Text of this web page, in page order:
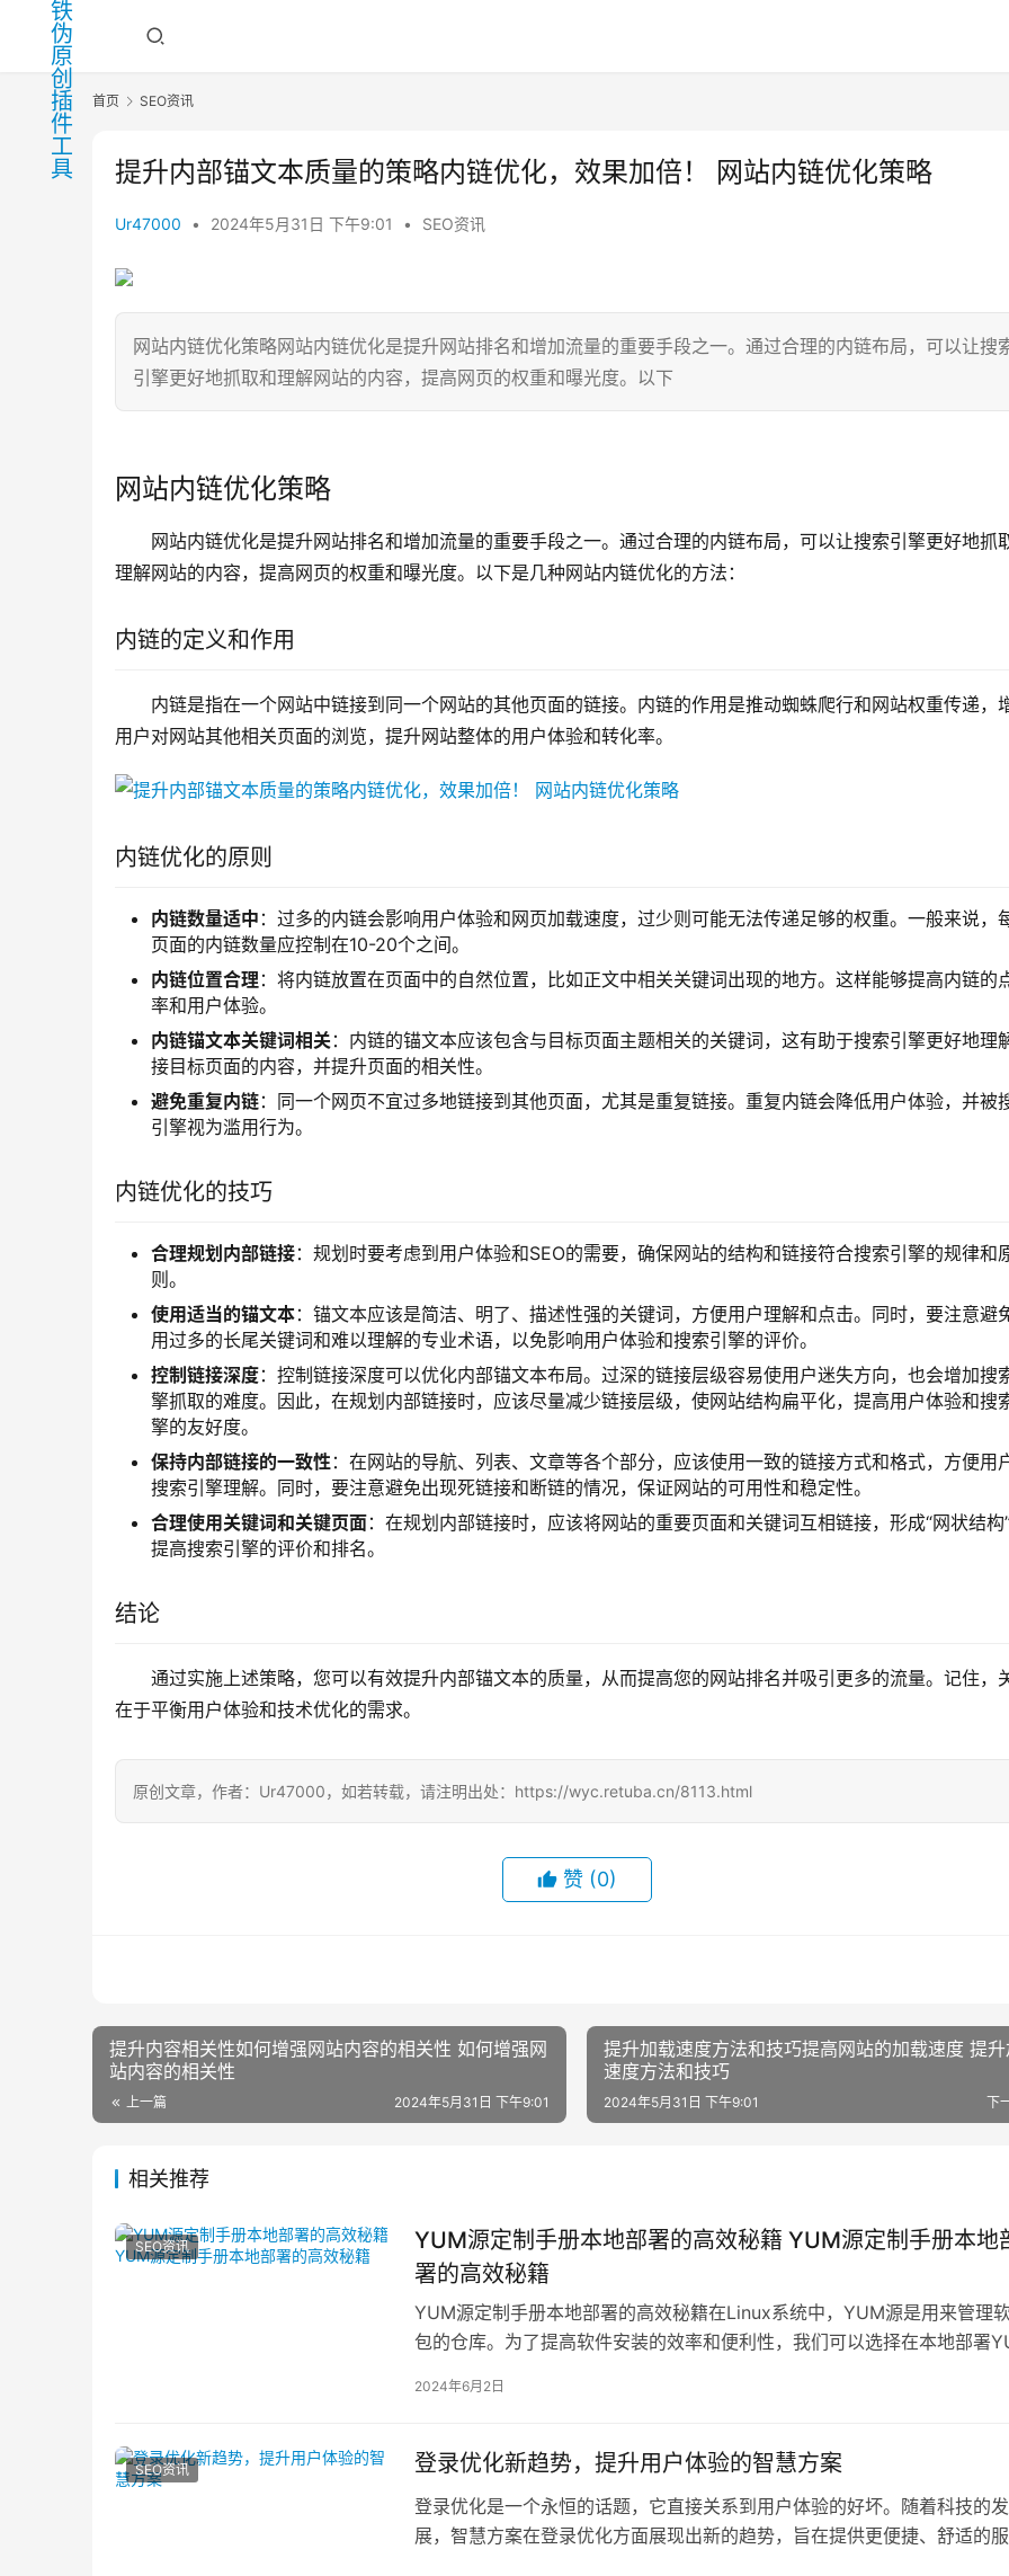
首页 SEO资讯
提升内部锚文本质量的策略内链优化，效果加倍！ 网站内链优化策略
Ur47000 • 2024年5月31日 下午9:01 • SEO资讯
网站内链优化策略网站内链优化是提升网站排名和增加流量的重要手段之一。通过合理的内链布局，可以让搜
引擎更好地抓取和理解网站的内容，提高网页的权重和曝光度。以下
网站内链优化策略
网站内链优化是提升网站排名和增加流量的重要手段之一。通过合理的内链布局，可以让搜索引擎更好地抓
理解网站的内容，提高网页的权重和曝光度。以下是几种网站内链优化的方法：
内链的定义和作用
内链是指在一个网站中链接到同一个网站的其他页面的链接。内链的作用是推动蜘蛛爬行和网站权重传递，
用户对网站其他相关页面的浏览，提升网站整体的用户体验和转化率。
内链优化的原则
内链数量适中 ：过多的内链会影响用户体验和网页加载速度，过少则可能无法传递足够的权重。一般来说，
页面的内链数量应控制在10-20个之间。
内链位置合理 ：将内链放置在页面中的自然位置，比如正文中相关关键词出现的地方。这样能够提高内链的
率和用户体验。
内链锚文本关键词相关：内链的锚文本应该包含与目标页面主题相关的关键词，这有助于搜索引擎更好地理
接目标页面的内容，并提升页面的相关性。
避免重复内链：同一个网页不宜过多地链接到其他页面，尤其是重复链接。重复内链会降低用户体验，并被
引擎视为滥用行为。
内链优化的技巧
合理规划内部链接：规划时要考虑到用户体验和SEO的需要，确保网站的结构和链接符合搜索引擎的规律和
则。
使用适当的锚文本：锚文本应该是简洁、明了、描述性强的关键词，方便用户理解和点击。同时，要注意避
用过多的长尾关键词和难以理解的专业术语，以免影响用户体验和搜索引擎的评价。
控制链接深度：控制链接深度可以优化内部锚文本布局。过深的链接层级容易使用户迷失方向，也会增加搜
擎抓取的难度。因此，在规划内部链接时，应该尽量减少链接层级，使网站结构扁平化，提高用户体验和搜
擎的友好度。
保持内部链接的一致性：在网站的导航、列表、文章等各个部分，应该使用一致的链接方式和格式，方便用
搜索引擎理解。同时，要注意避免出现死链接和断链的情况，保证网站的可用性和稳定性。
合理使用关键词和关键页面：在规划内部链接时，应该将网站的重要页面和关键词互相链接，形成“网状结构”
提高搜索引擎的评价和排名。
结论
通过实施上述策略，您可以有效提升内部锚文本的质量，从而提高您的网站排名并吸引更多的流量。记住，
在于平衡用户体验和技术优化的需求。
原创文章，作者：Ur47000，如若转载，请注明出处：https://wyc.retuba.cn/8113.html
赞 (0)
提升内容相关性如何增强网站内容的相关性 如何增强网
站内容的相关性
上一篇 2024年5月31日 下午9:01
提升加载速度方法和技巧提高网站的加载速度 提
速度方法和技巧
下
2024年5月31日 下午9:01
相关推荐
SEO资讯
YUM源定制手册本地部署的高效秘籍 YUM源定制手册本地
署的高效秘籍
YUM源定制手册本地部署的高效秘籍在Linux系统中，YUM源是用来管理
包的仓库。为了提高软件安装的效率和便利性，我们可以选择在本地部署
2024年6月2日
SEO资讯 登录优化新趋势，提升用户体验的智慧方案
登录优化是一个永恒的话题，它直接关系到用户体验的好坏。随着科技的发
展，智慧方案在登录优化方面展现出新的趋势，旨在提供更便捷、舒适的服